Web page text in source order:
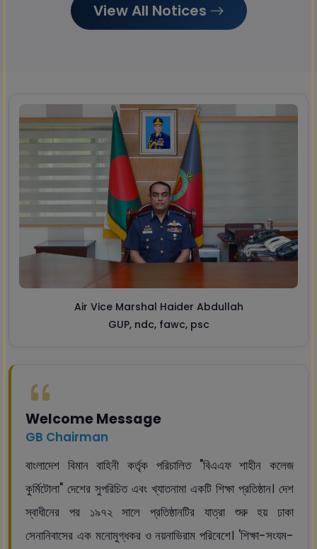
View All Notices
Air Vice Marshal Haider Abdullah
GUP, ndc, fawc, psc
Welcome Message
GB Chairman
বাংলাদেশ বিমান বাহিনী কর্তৃক পরিচালিত "বিএএফ শাহীন কলেজ
কুর্মিটোলা" দেশের সুপরিচিত এবং খ্যাতনামা একটি শিক্ষা প্রতিষ্ঠান। দেশ
স্বাধীনের পর ১৯৭২ সালে প্রতিষ্ঠানটির যাত্রা শুরু হয় ঢাকা
সেনানিবাসের এক মনোমুগ্ধকর ও নয়নাভিরাম পরিবেশে। 'শিক্ষা-সংযম-